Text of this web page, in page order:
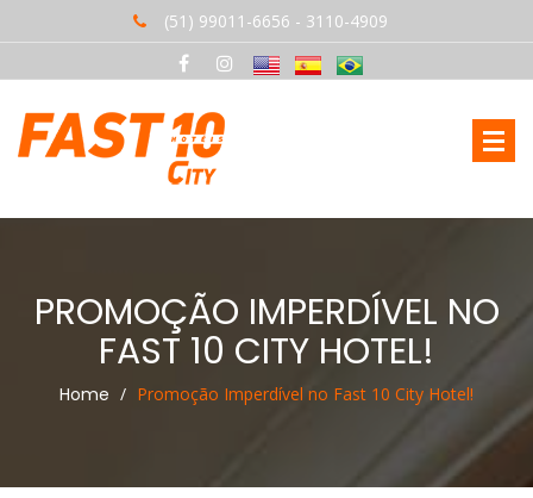
(51) 99011-6656 - 3110-4909
PROMOÇÃO IMPERDÍVEL NO
FAST 10 CITY HOTEL!
Home Promoção Imperdível no Fast 10 City Hotel!